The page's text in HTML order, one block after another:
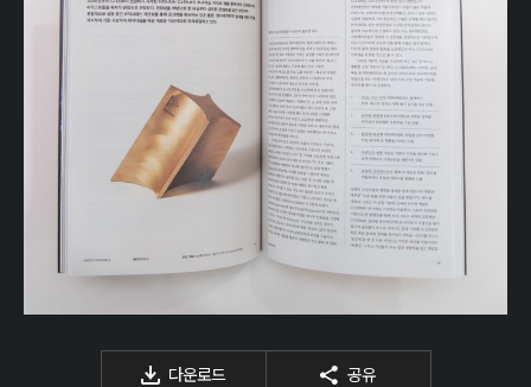
다운로드 공유